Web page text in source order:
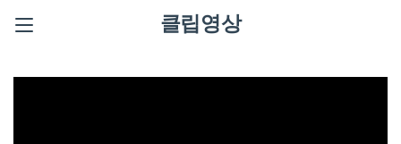
클립영상